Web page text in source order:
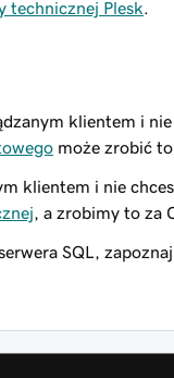
technicznej Plesk
klientem i
może zrobić to
klientem i nie
, a zrobimy to za
SQL, zapoznaj